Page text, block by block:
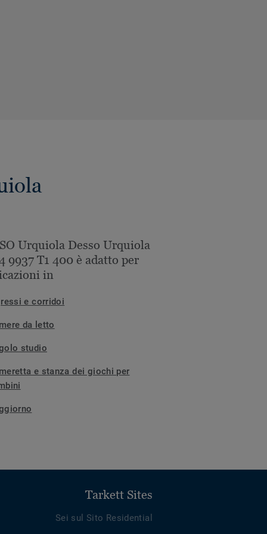
Urquiola Desso Urquiola
9937 T1 400 è adatto per
in
e corridoi
da letto
studio
e stanza dei giochi per
Tarkett Sites
Sei sul Sito Residential